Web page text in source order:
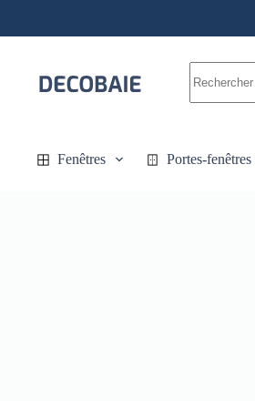
contenu
résultat
Fenêtres Portes-fenêtres